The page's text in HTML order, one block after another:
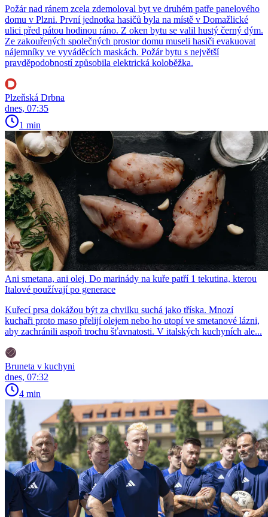
Požár nad ránem zcela zdemoloval byt ve druhém patře panelového
domu v Plzni. První jednotka hasičů byla na místě v Domažlické
ulici před pátou hodinou ráno. Z oken bytu se valil hustý černý dým.
Ze zakouřených společných prostor domu museli hasiči evakuovat
nájemníky ve vyváděcích maskách. Požár bytu s největší
pravděpodobností způsobila elektrická koloběžka.
Plzeňská Drbna
dnes, 07:35
1 min
Ani smetana, ani olej. Do marinády na kuře patří 1 tekutina, kterou
Italové používají po generace
Kuřecí prsa dokážou být za chvilku suchá jako tříska. Mnozí
kuchaři proto maso přelijí olejem nebo ho utopí ve smetanové lázni,
aby zachránili aspoň trochu šťavnatosti. V italských kuchyních ale...
Bruneta v kuchyni
dnes, 07:32
4 min